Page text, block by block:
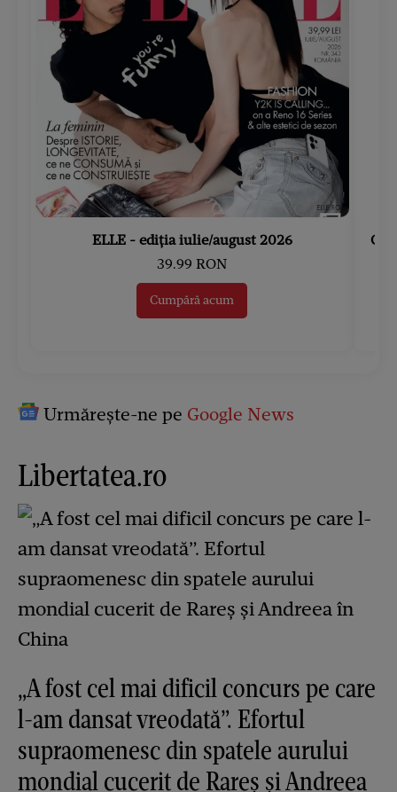
ELLE - ediția iulie/august 2026
39.99 RON
Cumpără acum
Urmărește-ne pe Google News
Libertatea.ro
„A fost cel mai dificil concurs pe care
l-am dansat vreodată”. Efortul
supraomenesc din spatele aurului
mondial cucerit de Rareș și Andreea